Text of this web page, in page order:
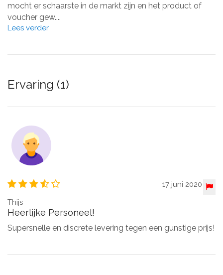
mocht er schaarste in de markt zijn en het product of
voucher gew....
Lees verder
Ervaring (1)
17 juni 2020
Thijs
Heerlijke Personeel!
Supersnelle en discrete levering tegen een gunstige prijs!